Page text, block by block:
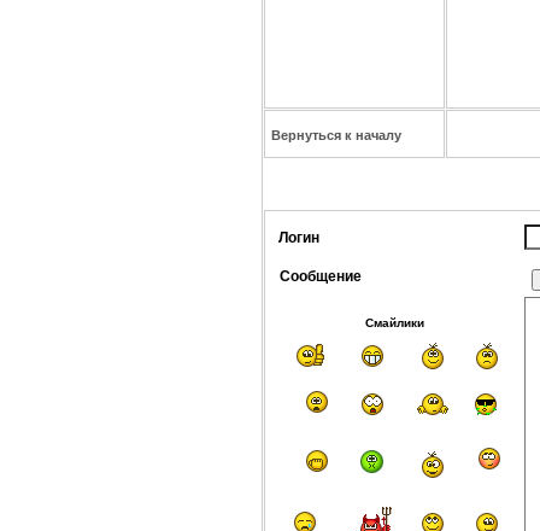
Вернуться к началу
Логин
Сообщение
Смайлики